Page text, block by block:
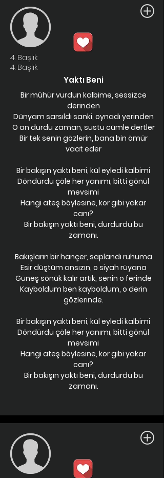
4. Başlık
4. Başlık
Yaktı Beni
Bir mühür vurdun kalbime, sessizce
derinden
Dünyam sarsıldı sanki, oynadı yerinden
O an durdu zaman, sustu cümle dertler
Bir tek senin gözlerin, bana bin ömür
vaat eder
Bir bakışın yaktı beni, kül eyledi kalbimi
Döndürdü çöle her yanımı, bitti gönül
mevsimi
Hangi ateş böylesine, kor gibi yakar
canı?
Bir bakışın yaktı beni, durdurdu bu
zamanı.
Bakışların bir hançer, saplandı ruhuma
Esir düştüm ansızın, o siyah rüyana
Güneş sönük kalır artık, senin o ferinde
Kayboldum ben kayboldum, o derin
gözlerinde.
Bir bakışın yaktı beni, kül eyledi kalbimi
Döndürdü çöle her yanımı, bitti gönül
mevsimi
Hangi ateş böylesine, kor gibi yakar
canı?
Bir bakışın yaktı beni, durdurdu bu
zamanı.